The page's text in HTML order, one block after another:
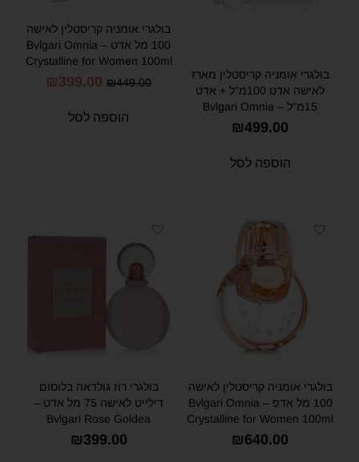
בולגרי אומניה קריסטלין מארז
לאישה אדט 100מ"ל + אדט
15מ"ל – Bvlgari Omnia
Crystalline Gift Set for
₪499.00
הוספה לסל
בולגרי אומניה קריסטלין לאישה
100 מל אדט – Bvlgari Omnia
Crystalline for Women 100ml
EDT ₪449.00
₪399.00
הוספה לסל
בולגרי אומניה קריסטלין לאישה
100 מל אדפ – Bvlgari Omnia
Crystalline for Women 100ml
EDP
₪640.00
בולגרי רוז גולדאה בלוסום
דילייט לאישה 75 מל אדט –
Bvlgari Rose Goldea
BLOSSOM DELIGHT FOR
₪399.00